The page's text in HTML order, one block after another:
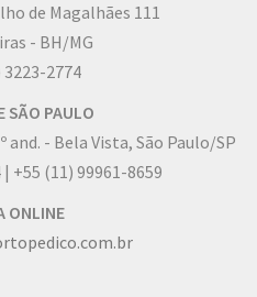
de Magalhães 111
- BH/MG
3223-2774
SÃO PAULO
and. - Bela Vista, São Paulo/SP
+55 (11) 99961-8659
ONLINE